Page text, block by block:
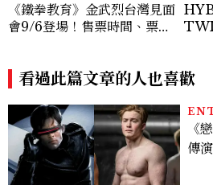
《鐵拳教育》金武烈台灣見面
會9/6登場！售票時間、票
看過此篇文章的人也喜歡
《
傳